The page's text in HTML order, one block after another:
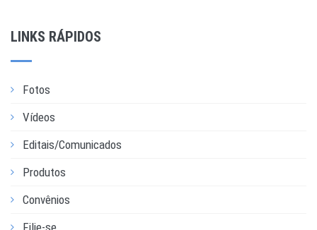
LINKS RÁPIDOS
Fotos
Vídeos
Editais/Comunicados
Produtos
Convênios
Filie-se